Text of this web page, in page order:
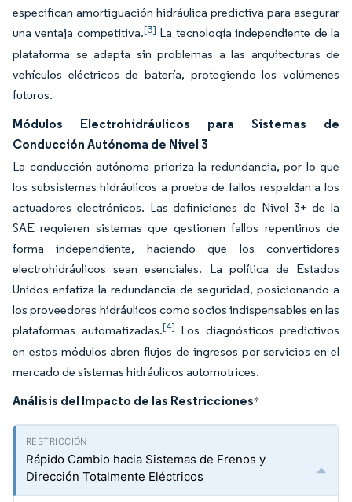
especifican amortiguación hidráulica predictiva para asegurar
una ventaja competitiva.[3] La tecnología independiente de la
plataforma se adapta sin problemas a las arquitecturas de
vehículos eléctricos de batería, protegiendo los volúmenes
futuros.
Módulos Electrohidráulicos para Sistemas de
Conducción Autónoma de Nivel 3
La conducción autónoma prioriza la redundancia, por lo que
los subsistemas hidráulicos a prueba de fallos respaldan a los
actuadores electrónicos. Las definiciones de Nivel 3+ de la
SAE requieren sistemas que gestionen fallos repentinos de
forma independiente, haciendo que los convertidores
electrohidráulicos sean esenciales. La política de Estados
Unidos enfatiza la redundancia de seguridad, posicionando a
los proveedores hidráulicos como socios indispensables en las
plataformas automatizadas.[4] Los diagnósticos predictivos
en estos módulos abren flujos de ingresos por servicios en el
mercado de sistemas hidráulicos automotrices.
Análisis del Impacto de las Restricciones*
Rápido Cambio hacia Sistemas de Frenos y
Dirección Totalmente Eléctricos